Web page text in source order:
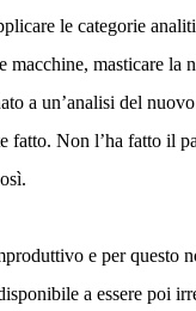
le categorie
macchine, masticare
a un’analisi del
Non l’ha fatto il
e per questo
a essere poi